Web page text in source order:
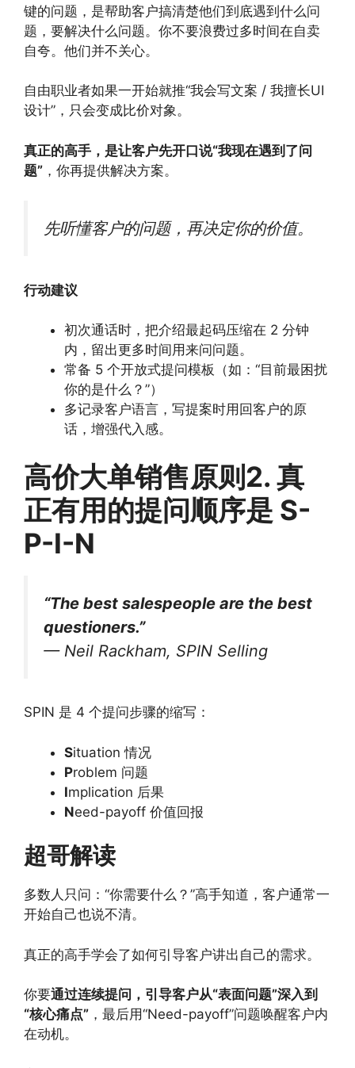
键的问题，是帮助客户搞清楚他们到底遇到什么问
题，要解决什么问题。你不要浪费过多时间在自卖
自夸。他们并不关心。
自由职业者如果一开始就推“我会写文案 / 我擅长UI
设计”，只会变成比价对象。
真正的高手，是让客户先开口说“我现在遇到了问
题” ，你再提供解决方案。
先听懂客户的问题，再决定你的价值。
行动建议
初次通话时，把介绍最起码压缩在 2 分钟
内，留出更多时间用来问问题。
常备 5 个开放式提问模板（如：“目前最困扰
你的是什么？”）
多记录客户语言，写提案时用回客户的原
话，增强代入感。
高价大单销售原则2. 真
正有用的提问顺序是 S-
P-I-N
“The best salespeople are the best
questioners.”
— Neil Rackham, SPIN Selling
SPIN 是 4 个提问步骤的缩写：
Situation 情况
Problem 问题
Implication 后果
Need-payoff 价值回报
超哥解读
多数人只问：“你需要什么？”高手知道，客户通常一
开始自己也说不清。
真正的高手学会了如何引导客户讲出自己的需求。
你要通过连续提问，引导客户从“表面问题”深入到
“核心痛点” ，最后用“Need-payoff”问题唤醒客户内
在动机。